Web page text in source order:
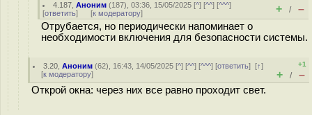
4.187 ,Аноним (187), 03:36, 15/05/2025 [^] [^^] [^^^]
[ответить] [к модератору] + / –
Отрубается, но периодически напоминает о
необходимости включения для безопасности системы.
3.20 ,Аноним (62), 16:43, 14/05/2025 [^] [^^] [^^^] [ответить][↑]
[к модератору]
+1
+ / –
Открой окна: через них все равно проходит свет.